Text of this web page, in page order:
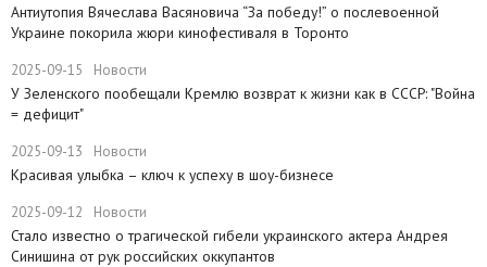
Антиутопия Вячеслава Васяновича “За победу!” о послевоенной
Украине покорила жюри кинофестиваля в Торонто
2025-09-15 Новости
​У Зеленского пообещали Кремлю возврат к жизни как в СССР: "Война
= дефицит"
2025-09-13 Новости
Красивая улыбка – ключ к успеху в шоу-бизнесе
2025-09-12 Новости
Стало известно о трагической гибели украинского актера Андрея
Синишина от рук российских оккупантов